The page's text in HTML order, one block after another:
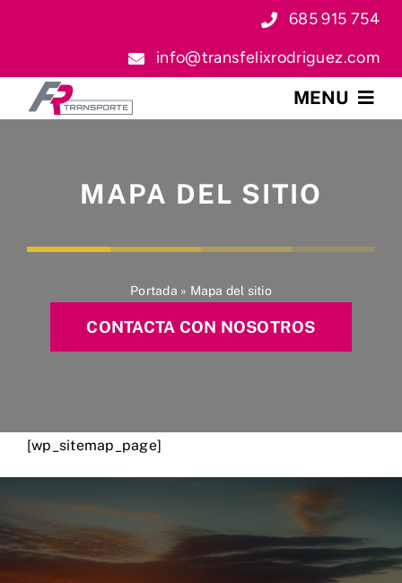
685 915 754
info@transfelixrodriguez.com
MENU
Empresa
Servicios
Flota
Blog
MAPA DEL SITIO
Portada » Mapa del sitio
CONTACTA CON NOSOTROS
[wp_sitemap_page]